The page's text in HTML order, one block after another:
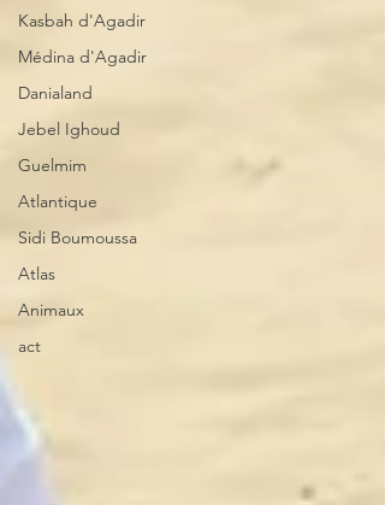
Kasbah d'Agadir
Médina d'Agadir
Danialand
Jebel Ighoud
Guelmim
Atlantique
Sidi Boumoussa
Atlas
Animaux
act